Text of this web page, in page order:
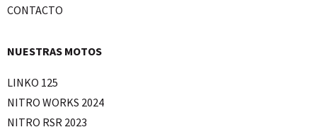
CONTACTO
NUESTRAS MOTOS
LINKO 125
NITRO WORKS 2024
NITRO RSR 2023